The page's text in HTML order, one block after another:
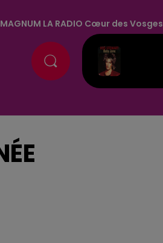
MAGNUM LA RADIO Cœur des Vosges